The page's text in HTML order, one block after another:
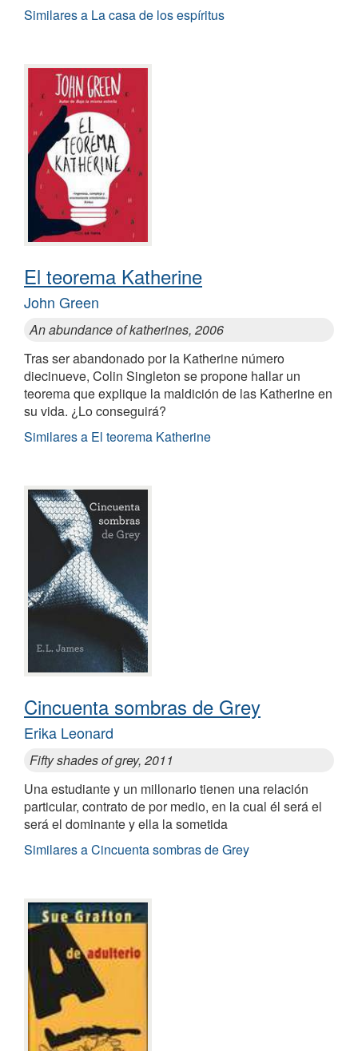
Similares a La casa de los espíritus
El teorema Katherine
John Green
An abundance of katherines, 2006
Tras ser abandonado por la Katherine número
diecinueve, Colin Singleton se propone hallar un
teorema que explique la maldición de las Katherine en
su vida. ¿Lo conseguirá?
Similares a El teorema Katherine
Cincuenta sombras de Grey
Erika Leonard
Fifty shades of grey, 2011
Una estudiante y un millonario tienen una relación
particular, contrato de por medio, en la cual él será el
será el dominante y ella la sometida
Similares a Cincuenta sombras de Grey